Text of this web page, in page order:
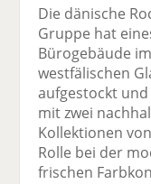
Die dänische
Gruppe hat
Bürogebäude
westfälischen
aufgestockt
mit zwei
Kollektionen von
Rolle bei der
frischen